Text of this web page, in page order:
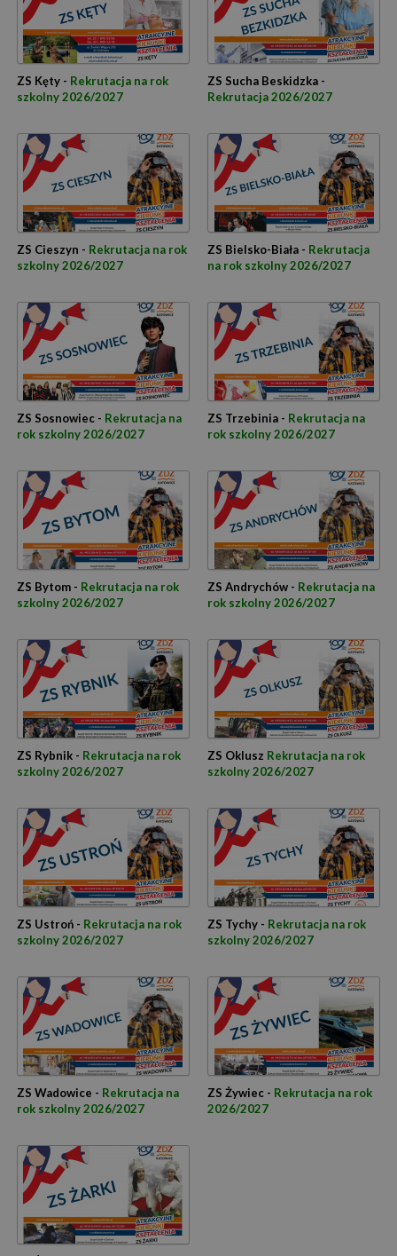
ZS Kęty - Rekrutacja na rok
szkolny 2026/2027
ZS Sucha Beskidzka -
Rekrutacja 2026/2027
ZS Cieszyn - Rekrutacja na rok
szkolny 2026/2027
ZS Bielsko-Biała - Rekrutacja
na rok szkolny 2026/2027
ZS Sosnowiec - Rekrutacja na
rok szkolny 2026/2027
ZS Trzebinia - Rekrutacja na
rok szkolny 2026/2027
ZS Bytom - Rekrutacja na rok
szkolny 2026/2027
ZS Andrychów - Rekrutacja na
rok szkolny 2026/2027
ZS Rybnik - Rekrutacja na rok
szkolny 2026/2027
ZS Oklusz Rekrutacja na rok
szkolny 2026/2027
ZS Ustroń - Rekrutacja na rok
szkolny 2026/2027
ZS Tychy - Rekrutacja na rok
szkolny 2026/2027
ZS Wadowice - Rekrutacja na
rok szkolny 2026/2027
ZS Żywiec - Rekrutacja na rok
2026/2027